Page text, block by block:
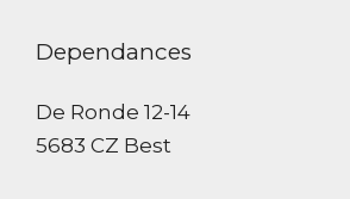
Dependances
De Ronde 12-14
5683 CZ Best